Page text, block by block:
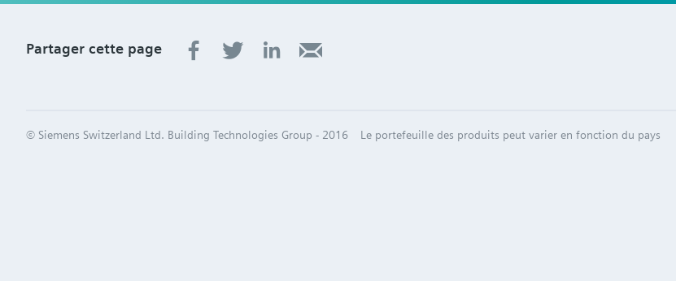
Partager cette page
© Siemens Switzerland Ltd. Building Technologies Group - 2016 Le portefeuille des produits peut varier en fonction du pays